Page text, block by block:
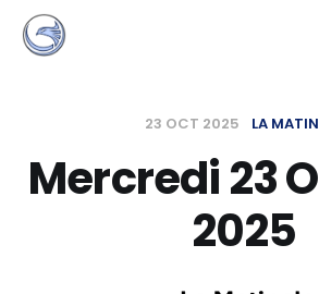
23 OCT 2025 LA
Mercredi 23
2025